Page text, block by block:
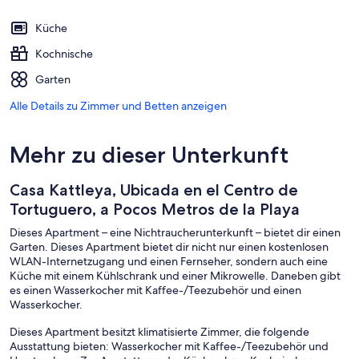
Küche
Kochnische
Garten
Alle Details zu Zimmer und Betten anzeigen
Mehr zu dieser Unterkunft
Casa Kattleya, Ubicada en el Centro de
Tortuguero, a Pocos Metros de la Playa
Dieses Apartment – eine Nichtraucherunterkunft – bietet dir einen
Garten. Dieses Apartment bietet dir nicht nur einen kostenlosen
WLAN-Internetzugang und einen Fernseher, sondern auch eine
Küche mit einem Kühlschrank und einer Mikrowelle. Daneben gibt
es einen Wasserkocher mit Kaffee-/Teezubehör und einen
Wasserkocher.
Dieses Apartment besitzt klimatisierte Zimmer, die folgende
Ausstattung bieten: Wasserkocher mit Kaffee-/Teezubehör und